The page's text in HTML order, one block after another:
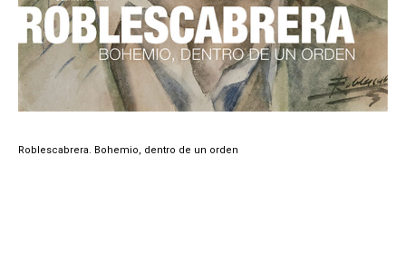
Roblescabrera. Bohemio, dentro de un orden